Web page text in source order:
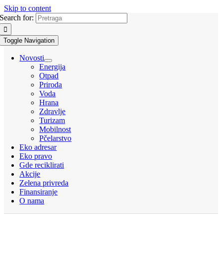
Skip to content
Search for:
Toggle Navigation
Novosti
Energija
Otpad
Priroda
Voda
Hrana
Zdravlje
Turizam
Mobilnost
Pčelarstvo
Eko adresar
Eko pravo
Gde reciklirati
Akcije
Zelena privreda
Finansiranje
O nama